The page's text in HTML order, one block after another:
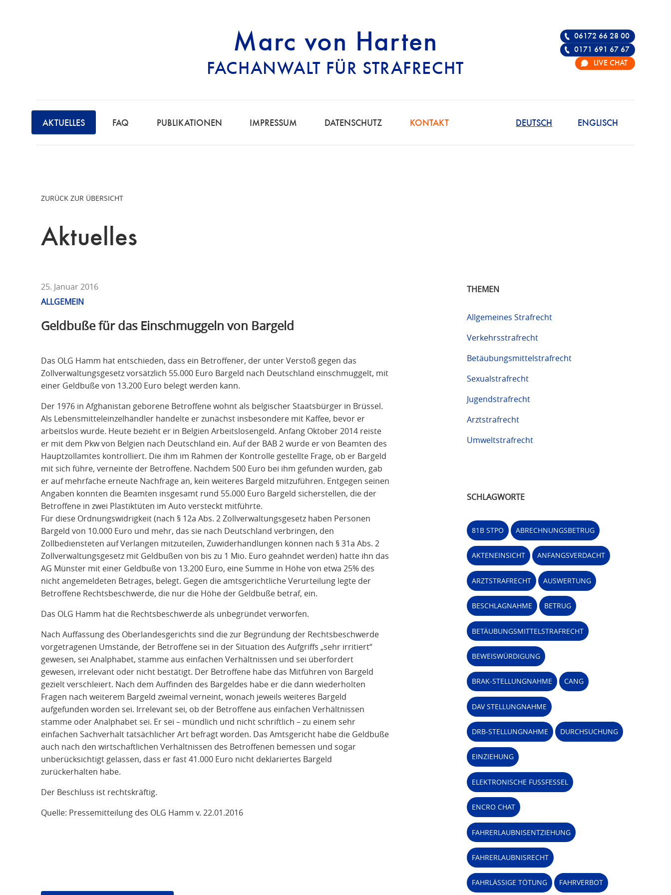
Marc von Harten
FACHANWALT FÜR STRAFRECHT
STRAFRECHT | RECHTSANWALT FÜR DIE
F
C
H
Ü
H
AKTUELLES FAQ PUBLIKATIONEN IMPRESSUM DATENSCHUTZ KONTAKT ENGLISCH
DEUTSCH
06172 66 28 00
0171 691 67 67
LIVE CHAT
ZURÜCK ZUR ÜBERSICHT
Aktuelles
25. Januar 2016
ALLGEMEIN
Geldbuße für das Einschmuggeln von Bargeld
Das OLG Hamm hat entschieden, dass ein Betroffener, der unter Verstoß gegen das
Zollverwaltungsgesetz vorsätzlich 55.000 Euro Bargeld nach Deutschland einschmuggelt, mit
einer Geldbuße von 13.200 Euro belegt werden kann.
Der 1976 in Afghanistan geborene Betroffene wohnt als belgischer Staatsbürger in Brüssel.
Als Lebensmitteleinzelhändler handelte er zunächst insbesondere mit Kaffee, bevor er
arbeitslos wurde. Heute bezieht er in Belgien Arbeitslosengeld. Anfang Oktober 2014 reiste
er mit dem Pkw von Belgien nach Deutschland ein. Auf der BAB 2 wurde er von Beamten des
Hauptzollamtes kontrolliert. Die ihm im Rahmen der Kontrolle gestellte Frage, ob er Bargeld
mit sich führe, verneinte der Betroffene. Nachdem 500 Euro bei ihm gefunden wurden, gab
er auf mehrfache erneute Nachfrage an, kein weiteres Bargeld mitzuführen. Entgegen seinen
Angaben konnten die Beamten insgesamt rund 55.000 Euro Bargeld sicherstellen, die der
Betroffene in zwei Plastiktüten im Auto versteckt mitführte.
Für diese Ordnungswidrigkeit (nach § 12a Abs. 2 Zollverwaltungsgesetz haben Personen
Bargeld von 10.000 Euro und mehr, das sie nach Deutschland verbringen, den
Zollbediensteten auf Verlangen mitzuteilen, Zuwiderhandlungen können nach § 31a Abs. 2
Zollverwaltungsgesetz mit Geldbußen von bis zu 1 Mio. Euro geahndet werden) hatte ihn das
AG Münster mit einer Geldbuße von 13.200 Euro, eine Summe in Höhe von etwa 25% des
nicht angemeldeten Betrages, belegt. Gegen die amtsgerichtliche Verurteilung legte der
Betroffene Rechtsbeschwerde, die nur die Höhe der Geldbuße betraf, ein.
Das OLG Hamm hat die Rechtsbeschwerde als unbegründet verworfen.
Nach Auffassung des Oberlandesgerichts sind die zur Begründung der Rechtsbeschwerde
vorgetragenen Umstände, der Betroffene sei in der Situation des Aufgriffs „sehr irritiert“
gewesen, sei Analphabet, stamme aus einfachen Verhältnissen und sei überfordert
gewesen, irrelevant oder nicht bestätigt. Der Betroffene habe das Mitführen von Bargeld
gezielt verschleiert. Nach dem Auffinden des Bargeldes habe er die dann wiederholten
Fragen nach weiterem Bargeld zweimal verneint, wonach jeweils weiteres Bargeld
aufgefunden worden sei. Irrelevant sei, ob der Betroffene aus einfachen Verhältnissen
stamme oder Analphabet sei. Er sei – mündlich und nicht schriftlich – zu einem sehr
einfachen Sachverhalt tatsächlicher Art befragt worden. Das Amtsgericht habe die Geldbuße
auch nach den wirtschaftlichen Verhältnissen des Betroffenen bemessen und sogar
unberücksichtigt gelassen, dass er fast 41.000 Euro nicht deklariertes Bargeld
zurückerhalten habe.
Der Beschluss ist rechtskräftig.
Quelle: Pressemitteilung des OLG Hamm v. 22.01.2016
THEMEN
Allgemeines Strafrecht
Verkehrsstrafrecht
Betäubungsmittelstrafrecht
Sexualstrafrecht
Jugendstrafrecht
Arztstrafrecht
Umweltstrafrecht
SCHLAGWORTE
81B STPO ABRECHNUNGSBETRUG
AKTENEINSICHT ANFANGSVERDACHT
ARZTSTRAFRECHT AUSWERTUNG
BESCHLAGNAHME BETRUG
BETÄUBUNGSMITTELSTRAFRECHT
BEWEISWÜRDIGUNG
BRAK-STELLUNGNAHME CANG
DAV STELLUNGNAHME
DRB-STELLUNGNAHME DURCHSUCHUNG
EINZIEHUNG
ELEKTRONISCHE FUSSFESSEL
ENCRO CHAT
FAHRERLAUBNISENTZIEHUNG
FAHRERLAUBNISRECHT
FAHRLÄSSIGE TÖTUNG FAHRVERBOT